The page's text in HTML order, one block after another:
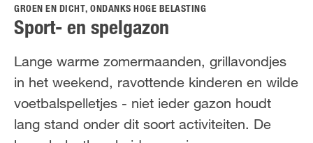
Onderneming
FR NL
GROEN EN DICHT, ONDANKS HOGE BELASTING
Sport- en spelgazon
Lange warme zomermaanden, grillavondjes
in het weekend, ravottende kinderen en wilde
voetbalspelletjes - niet ieder gazon houdt
lang stand onder dit soort activiteiten. De